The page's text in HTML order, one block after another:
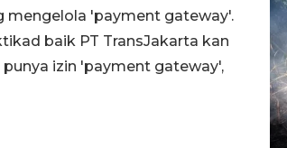
mengelola 'payment gateway'.
baik PT TransJakarta kan
izin 'payment gateway',